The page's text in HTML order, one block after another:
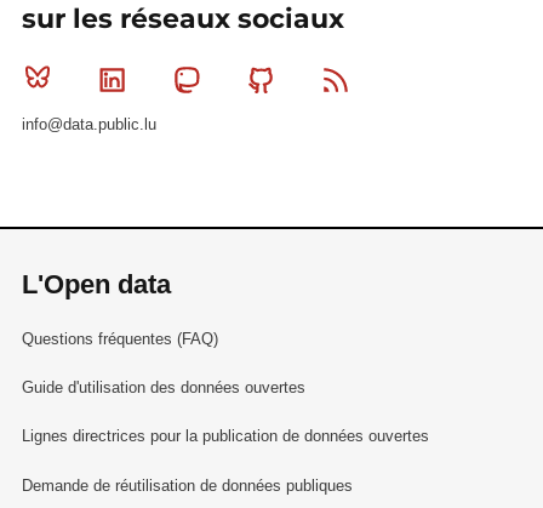
sur les réseaux sociaux
Bluesky Linkedin MastodonGithub
info@data.public.lu
L'Open data
Questions fréquentes (FAQ)
Guide d'utilisation des données ouvertes
Lignes directrices pour la publication de données ouvertes
Demande de réutilisation de données publiques